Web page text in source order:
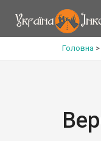
Головна >